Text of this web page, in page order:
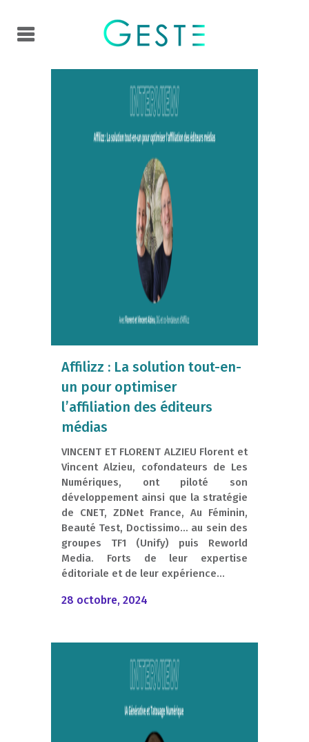
Affilizz : La solution tout-en-
un pour optimiser
l’affiliation des éditeurs
médias
VINCENT ET FLORENT ALZIEU Florent et
Vincent Alzieu, cofondateurs de Les
Numériques, ont piloté son
développement ainsi que la stratégie
de CNET, ZDNet France, Au Féminin,
Beauté Test, Doctissimo… au sein des
groupes TF1 (Unify) puis Reworld
Media. Forts de leur expertise
éditoriale et de leur expérience...
28 octobre, 2024